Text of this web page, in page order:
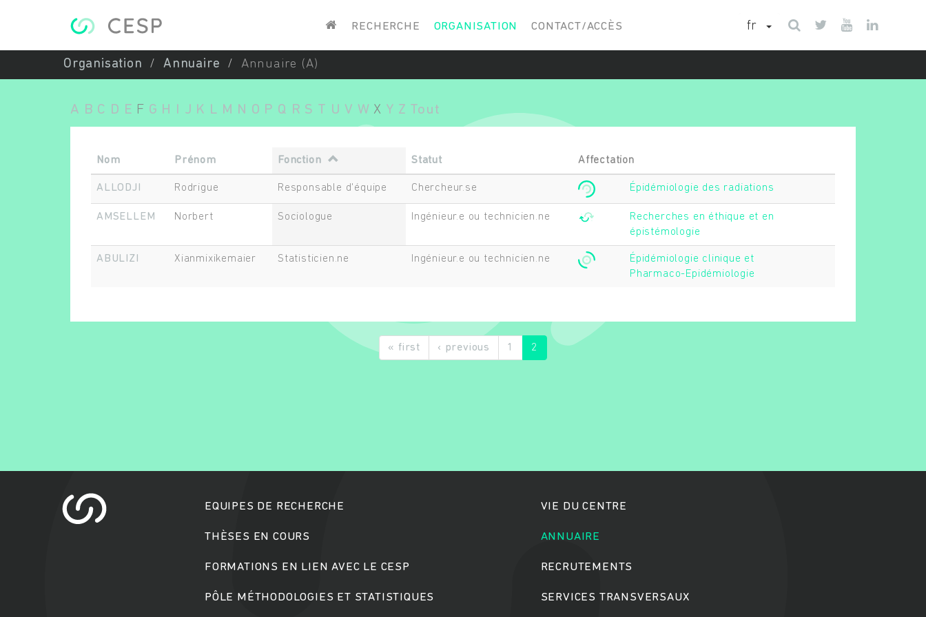
RECHERCHE ORGANISATION CONTACT/ACCÈS fr
Organisation Annuaire Annuaire (A)
A B C D E F G H J K L M N O P Q R S T U V W X Y Z Tout
Nom Prénom Fonction Statut Affectation
ALLODJI Rodrigue Responsable d'équipe Chercheur.se Épidémiologie des radiations
AMSELLEM Norbert Sociologue Ingénieur.e ou technicien.ne
Recherches en éthique et en
épistémologie
ABULIZI Xianmixikemaier Statisticien.ne Ingénieur.e ou technicien.ne
Épidémiologie clinique et
Pharmaco-Epidémiologie
« first ‹ previous 1 2
EQUIPES DE RECHERCHE
THÈSES EN COURS
FORMATIONS EN LIEN AVEC LE CESP
PÔLE MÉTHODOLOGIES ET STATISTIQUES
VIE DU CENTRE
ANNUAIRE
RECRUTEMENTS
SERVICES TRANSVERSAUX